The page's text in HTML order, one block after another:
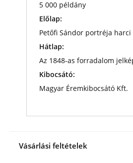
5 000 példány
Előlap:
Petőfi Sándor portréja
Hátlap:
Az 1848-as forradalom
Kibocsátó:
Magyar Éremkibocsátó Kft.
Vásárlási feltételek